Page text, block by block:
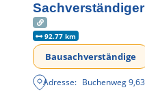
92.77 km
Bausachverständige
Adresse: Buchenweg 9,